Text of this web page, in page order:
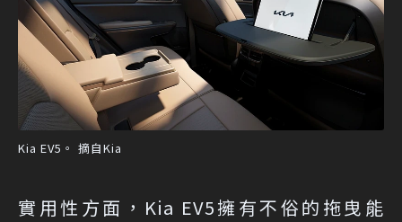
Kia EV5。 摘自Kia
實用性方面，Kia EV5擁有不俗的拖曳能